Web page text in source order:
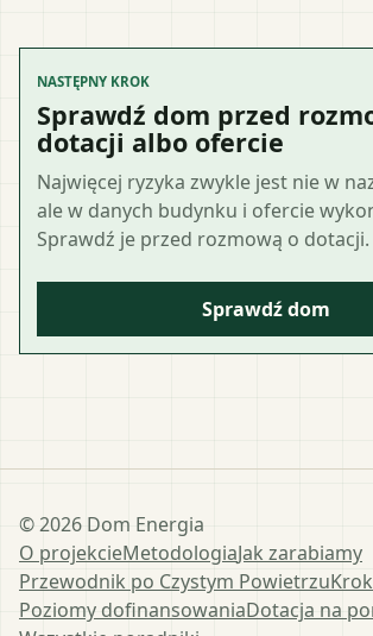
NASTĘPNY KROK
Sprawdź dom przed
dotacji albo ofercie
Najwięcej ryzyka zwykle jest nie w
ale w danych budynku i ofercie
Sprawdź je przed rozmową o dotacji.
Sprawdź dom
©2026 Dom Energia
O projekcieMetodologiaJak zarabiamy
Przewodnik po Czystym Powietrzu
Poziomy dofinansowaniaDotacja na